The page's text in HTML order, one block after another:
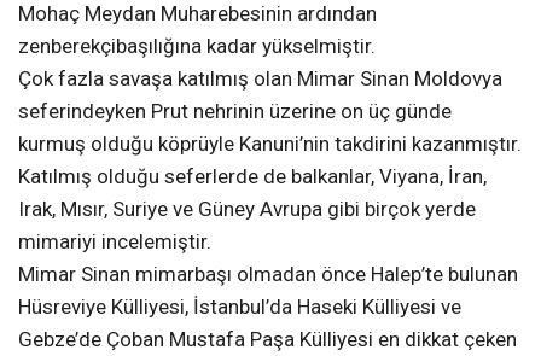
Mohaç Meydan Muharebesinin ardından
zenberekçibaşılığına kadar yükselmiştir.
Çok fazla savaşa katılmış olan Mimar Sinan Moldovya
seferindeyken Prut nehrinin üzerine on üç günde
kurmuş olduğu köprüyle Kanuni’nin takdirini kazanmıştır.
Katılmış olduğu seferlerde de balkanlar, Viyana, İran,
Irak, Mısır, Suriye ve Güney Avrupa gibi birçok yerde
mimariyi incelemiştir.
Mimar Sinan mimarbaşı olmadan önce Halep’te bulunan
Hüsreviye Külliyesi, İstanbul’da Haseki Külliyesi ve
Gebze’de Çoban Mustafa Paşa Külliyesi en dikkat çeken